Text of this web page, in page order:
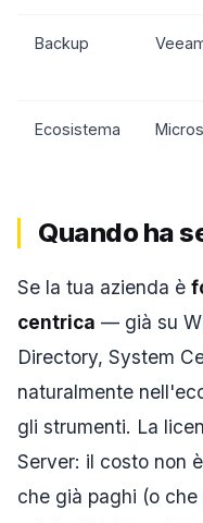
Backup
Ecosistema
Quando ha
Se la tua azienda è
centrica — già su
Directory, System
naturalmente
gli strumenti. La
Server: il costo non
che già paghi (o